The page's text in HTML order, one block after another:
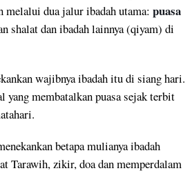
melalui dua jalur ibadah utama: puasa
shalat dan ibadah lainnya (qiyam) di
wajibnya ibadah itu di siang hari.
membatalkan puasa sejak terbit
betapa mulianya ibadah
Tarawih, zikir, doa dan memperdalam